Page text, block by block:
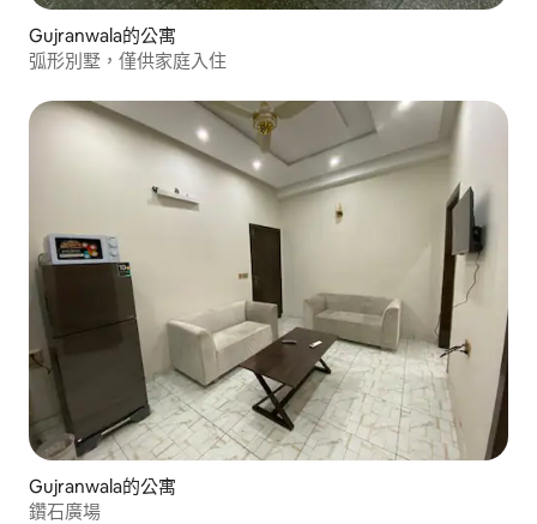
Gujranwala的公寓
弧形別墅，僅供家庭入住
Gujranwala的公寓
鑽石廣場